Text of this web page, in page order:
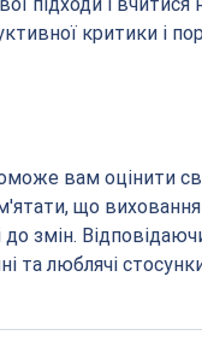
критики і
вам оцінити
що
до змін.
та люблячі